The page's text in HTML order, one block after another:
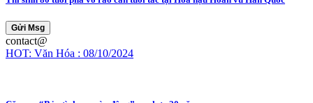
Gửi Msg
contact@
HOT: Văn Hóa : 08/10/2024